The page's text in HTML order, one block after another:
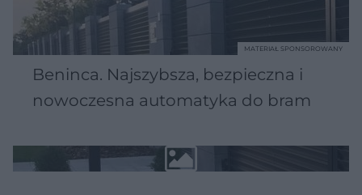
Beninca. Najszybsza, bezpieczna i
nowoczesna automatyka do bram
MATERIAŁ SPONSOROWANY